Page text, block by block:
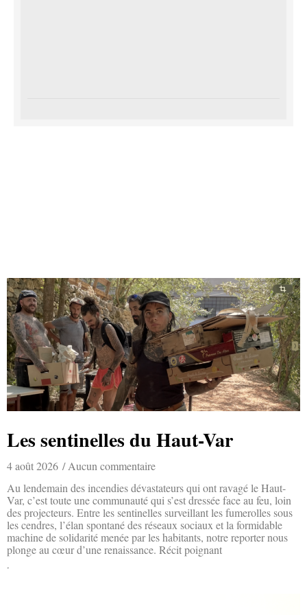
Les sentinelles du Haut-Var
4 août 2026
Aucun commentaire
Au lendemain des incendies dévastateurs qui ont ravagé le Haut-
Var, c’est toute une communauté qui s’est dressée face au feu, loin
des projecteurs. Entre les sentinelles surveillant les fumerolles sous
les cendres, l’élan spontané des réseaux sociaux et la formidable
machine de solidarité menée par les habitants, notre reporter nous
plonge au cœur d’une renaissance. Récit poignant